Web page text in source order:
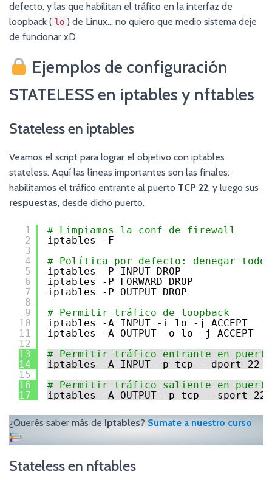
defecto, y las que habilitan el tráfico en la interfaz de
loopback ( lo ) de Linux… no quiero que medio sistema deje
de funcionar xD
Ejemplos de configuración
STATELESS en iptables y nftables
Stateless en iptables
Veamos el script para lograr el objetivo con iptables
stateless. Aquí las líneas importantes son las finales:
habilitamos el tráfico entrante al puerto TCP 22, y luego sus
respuestas, desde dicho puerto.
1
2
3
4
5
6
7
8
9
10
11
12
13
14
15
16
17
# Limpiamos la conf de firewall
iptables -F
# Política por defecto: denegar todo
iptables -P INPUT DROP
iptables -P FORWARD DROP
iptables -P OUTPUT DROP
# Permitir tráfico de loopback
iptables -A INPUT -i lo -j ACCEPT
iptables -A OUTPUT -o lo -j ACCEPT
# Permitir tráfico entrante en puerto
iptables -A INPUT -p tcp --dport 22 -j
# Permitir tráfico saliente en puerto
iptables -A OUTPUT -p tcp --sport 22 -
¿Querés saber más de Iptables? Sumate a nuestro curso
!
Stateless en nftables